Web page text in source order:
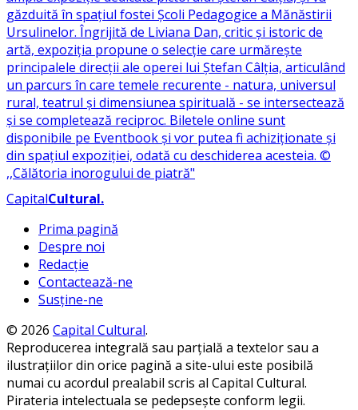
CapitalCultural.
Prima pagină
Despre noi
Redacție
Contactează-ne
Susține-ne
© 2026 Capital Cultural.
Reproducerea integrală sau parțială a textelor sau a
ilustrațiilor din orice pagină a site-ului este posibilă
numai cu acordul prealabil scris al Capital Cultural.
Pirateria intelectuala se pedepsește conform legii.